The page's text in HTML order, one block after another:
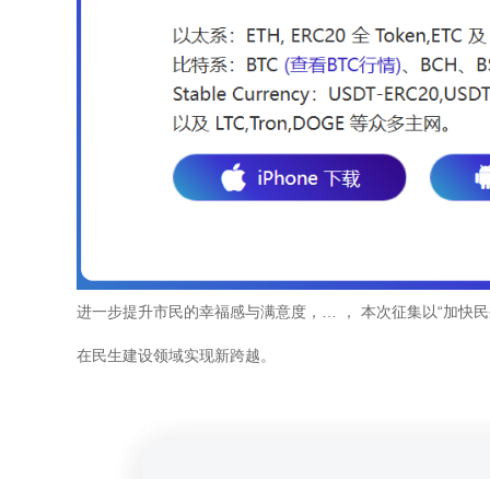
进一步提升市民的幸福感与满意度，… ， 本次征集以“加快
在民生建设领域实现新跨越。